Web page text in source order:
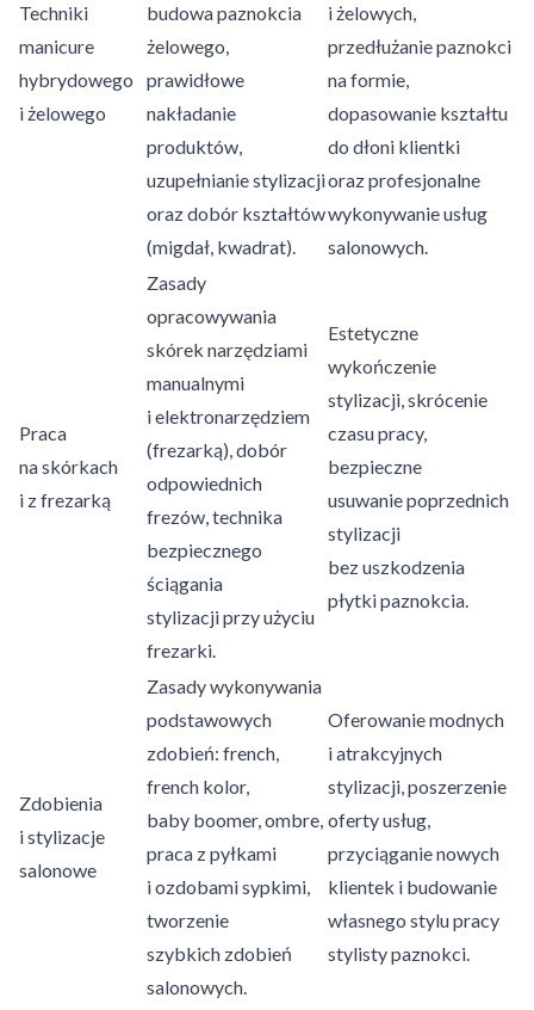
Techniki
manicure
hybrydowego
i żelowego
budowa paznokcia
żelowego,
prawidłowe
nakładanie
produktów,
uzupełnianie stylizacji
oraz dobór kształtów
(migdał, kwadrat).
i żelowych,
przedłużanie paznokci
na formie,
dopasowanie kształtu
do dłoni klientki
oraz profesjonalne
wykonywanie usług
salonowych.
Praca
na skórkach
i z frezarką
Zasady
opracowywania
skórek narzędziami
manualnymi
i elektronarzędziem
(frezarką), dobór
odpowiednich
frezów, technika
bezpiecznego
ściągania
stylizacji przy użyciu
frezarki.
Estetyczne
wykończenie
stylizacji, skrócenie
czasu pracy,
bezpieczne
usuwanie poprzednich
stylizacji
bez uszkodzenia
płytki paznokcia.
Zdobienia
i stylizacje
salonowe
Zasady wykonywania
podstawowych
zdobień: french,
french kolor,
baby boomer, ombre,
praca z pyłkami
i ozdobami sypkimi,
tworzenie
szybkich zdobień
salonowych.
Oferowanie modnych
i atrakcyjnych
stylizacji, poszerzenie
oferty usług,
przyciąganie nowych
klientek i budowanie
własnego stylu pracy
stylisty paznokci.